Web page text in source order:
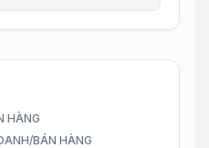
HÀNG
BÁN HÀNG